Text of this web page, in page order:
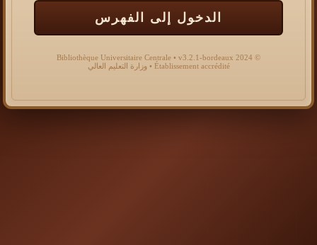
الدخول إلى الفهرس
© 2024 Bibliothèque Universitaire Centrale • v3.2.1-bordeaux
Établissement accrédité • وزارة التعليم العالي